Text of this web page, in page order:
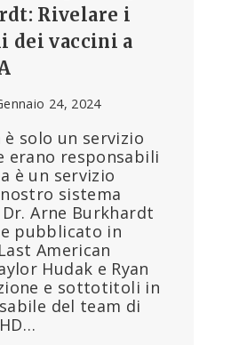
Rivelare i
dei vaccini a
24, 2024
è solo un servizio
erano responsabili
è un servizio
sistema
Arne Burkhardt
pubblicato in
American
Hudak e Ryan
e sottotitoli in
del team di